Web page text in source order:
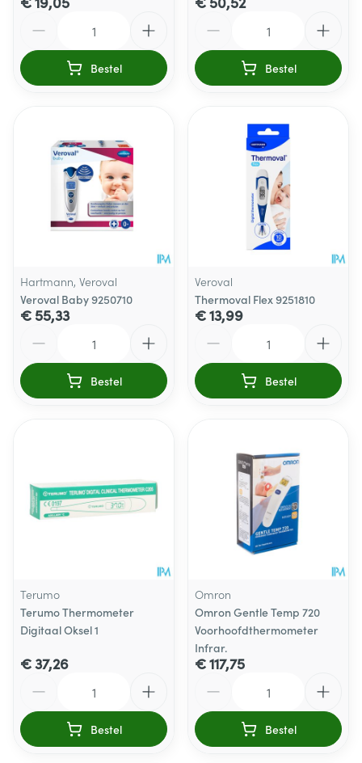
Bestel Bestel
Hartmann, Veroval
Veroval Baby 9250710
€ 55,33
Bestel
Veroval
Thermoval Flex 9251810
€ 13,99
Bestel
Terumo
Terumo Thermometer
Digitaal Oksel 1
€ 37,26
Bestel
Omron
Omron Gentle Temp 720
Voorhoofdthermometer
Infrar.
€ 117,75
Bestel